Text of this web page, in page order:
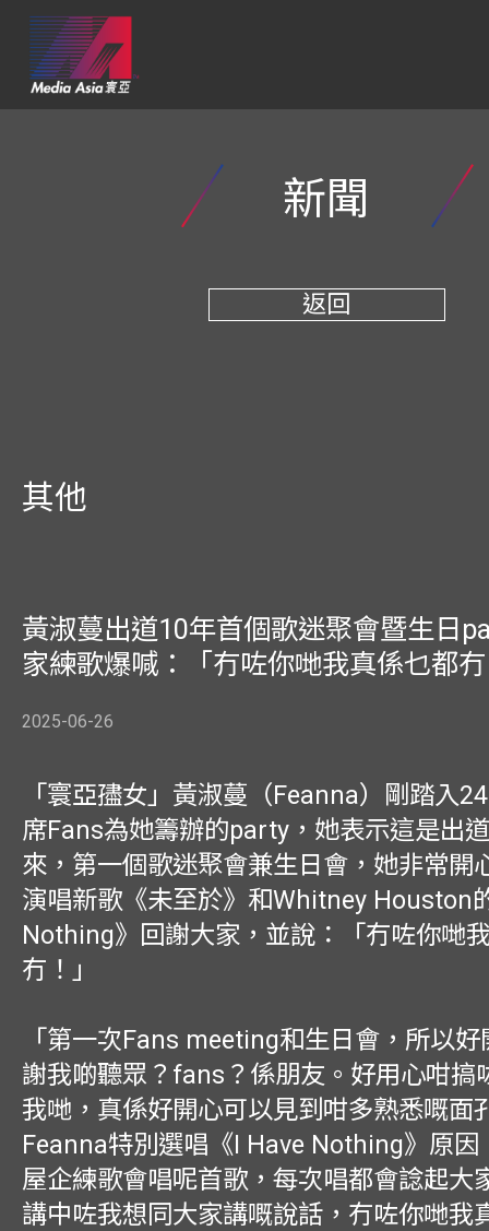
新聞
返回
其他
黃淑蔓出道10年首個歌迷聚會暨生日
家練歌爆喊：「冇咗你哋我真係乜都
2025-06-26
「寰亞孻女」黃淑蔓（Feanna）剛踏入
席Fans為她籌辦的party，她表示這是出
來，第一個歌迷聚會兼生日會，她非常開
演唱新歌《未至於》和Whitney Houston
Nothing》回謝大家，並說：「冇咗你哋
冇！」
「第一次Fans meeting和生日會，所以
謝我啲聽眾？fans？係朋友。好用心咁搞
我哋，真係好開心可以見到咁多熟悉嘅面
Feanna特別選唱《I Have Nothing》原因
屋企練歌會唱呢首歌，每次唱都會諗起大
講中咗我想同大家講嘅說話，冇咗你哋我